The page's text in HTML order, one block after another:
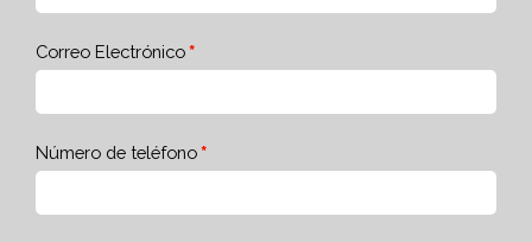
Correo Electrónico
Número de teléfono